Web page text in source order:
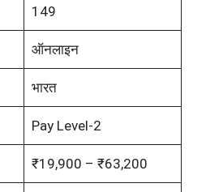
149
ऑनलाइन
भारत
Pay Level-2
₹19,900 – ₹63,200